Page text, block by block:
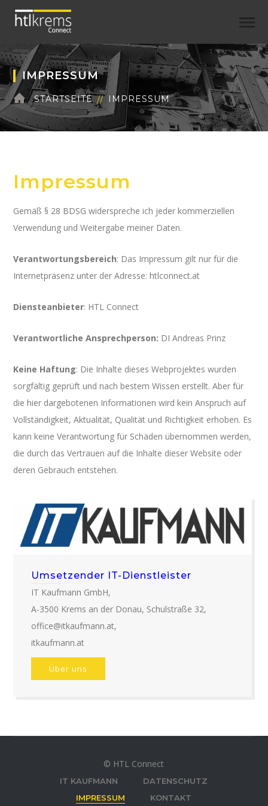
IMPRESSUM
STARTSEITE IMPRESSUM
Impressum
Gemäß § 28 BDSG widerspreche ich jeder kommerziellen
Verwendung und Weitergabe meiner Daten.
Verantwortungsbereich: Das Impressum gilt nur für die
Internetpräsenz unter der Adresse: htlconnect.at
Diensteanbieter: HTL Connect
Verantwortliche Ansprechperson: DI Andreas Prinz
Keine Haftung: Die Inhalte dieses Webprojektes wurden
sorgfältig geprüft und nach bestem Wissen erstellt. Aber für
die hier dargebotenen Informationen wird kein Anspruch auf
Vollständigkeit, Aktualität, Qualität und Richtigkeit erhoben. Es
kann keine Verantwortung für Schäden übernommen werden,
die durch das Vertrauen auf die Inhalte dieser Website oder
deren Gebrauch entstehen.
Umsetzender IT-Dienstleister
IT Kaufmann GmbH,
A-3500 Krems an der Donau, Schulstraße 32,
office@itkaufmann.at,
itkaufmann.at
Über uns
© HTL Connect
IT KAUFMANN
DATENSCHUTZ
IMPRESSUM
KONTAKT